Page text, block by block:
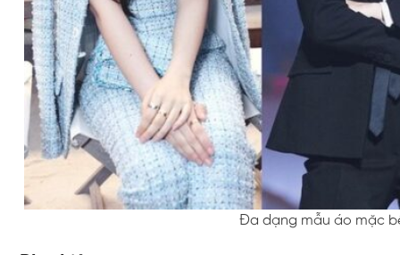
Đa dạng mẫu áo mặc